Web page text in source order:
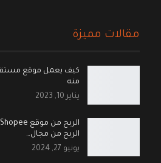
مقالات مميزة
كيف يعمل موقع
منه
يناير 10, 2023
الربح من مجال…
يونيو 27, 2024